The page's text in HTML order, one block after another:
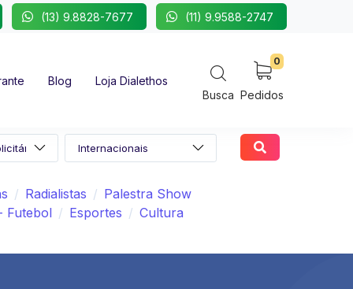
(13) 9.8828-7677 (11) 9.9588-2747
Blog
Loja Dialethos
Busca
0
Pedidos
Radialistas
Palestra Show
Futebol
Esportes Cultura